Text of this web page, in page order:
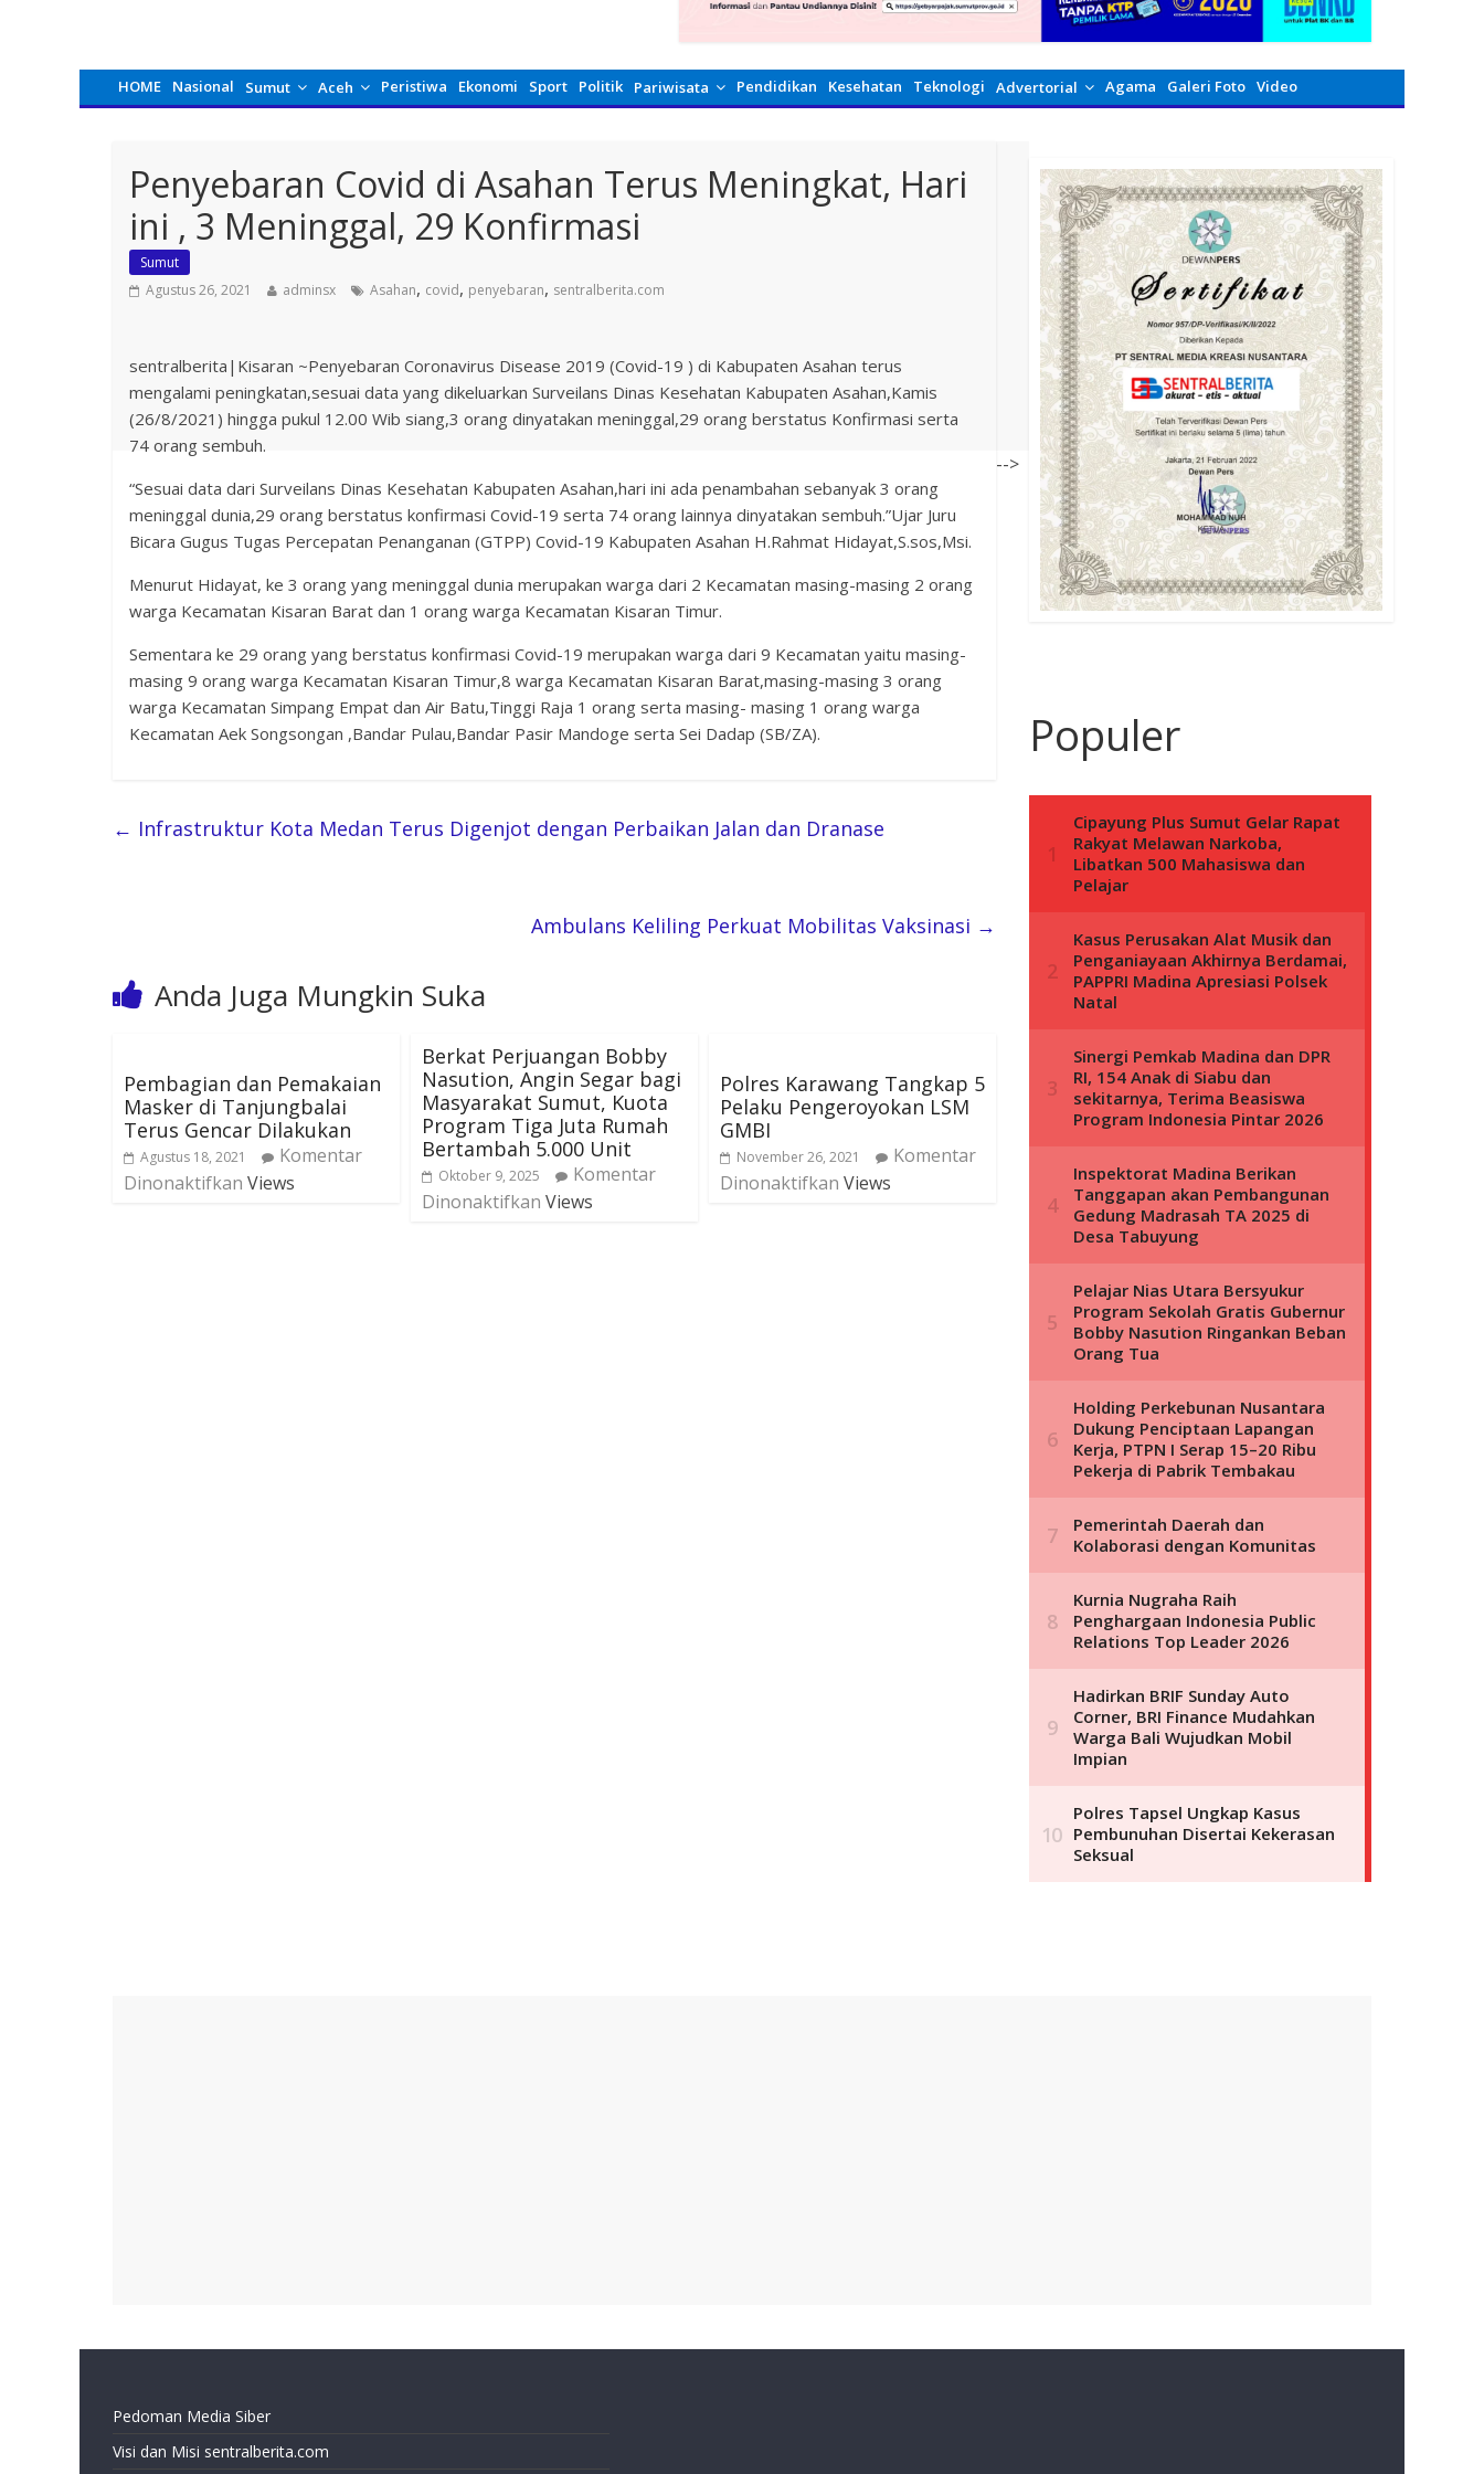
HOME Nasional Sumut Aceh Peristiwa Ekonomi Sport Politik Pariwisata Pendidikan Kesehatan Teknologi Advertorial Agama Galeri Foto Video
Penyebaran Covid di Asahan Terus Meningkat, Hari
ini , 3 Meninggal, 29 Konfirmasi
Sumut
Agustus 26, 2021
adminsx Asahan, covid, penyebaran, sentralberita.com
sentralberita|Kisaran ~Penyebaran Coronavirus Disease 2019 (Covid-19 ) di Kabupaten Asahan terus
mengalami peningkatan,sesuai data yang dikeluarkan Surveilans Dinas Kesehatan Kabupaten Asahan,Kamis
(26/8/2021) hingga pukul 12.00 Wib siang,3 orang dinyatakan meninggal,29 orang berstatus Konfirmasi serta
74 orang sembuh.
“Sesuai data dari Surveilans Dinas Kesehatan Kabupaten Asahan,hari ini ada penambahan sebanyak 3 orang
meninggal dunia,29 orang berstatus konfirmasi Covid-19 serta 74 orang lainnya dinyatakan sembuh.”Ujar Juru
Bicara Gugus Tugas Percepatan Penanganan (GTPP) Covid-19 Kabupaten Asahan H.Rahmat Hidayat,S.sos,Msi.
Menurut Hidayat, ke 3 orang yang meninggal dunia merupakan warga dari 2 Kecamatan masing-masing 2 orang
warga Kecamatan Kisaran Barat dan 1 orang warga Kecamatan Kisaran Timur.
Sementara ke 29 orang yang berstatus konfirmasi Covid-19 merupakan warga dari 9 Kecamatan yaitu masing-
masing 9 orang warga Kecamatan Kisaran Timur,8 warga Kecamatan Kisaran Barat,masing-masing 3 orang
warga Kecamatan Simpang Empat dan Air Batu,Tinggi Raja 1 orang serta masing- masing 1 orang warga
Kecamatan Aek Songsongan ,Bandar Pulau,Bandar Pasir Mandoge serta Sei Dadap (SB/ZA).
← Infrastruktur Kota Medan Terus Digenjot dengan Perbaikan Jalan dan Dranase
Ambulans Keliling Perkuat Mobilitas Vaksinasi →
Anda Juga Mungkin Suka
Pembagian dan Pemakaian
Masker di Tanjungbalai
Terus Gencar Dilakukan
Agustus 18, 2021
Komentar
Dinonaktifkan Views
Berkat Perjuangan Bobby
Nasution, Angin Segar bagi
Masyarakat Sumut, Kuota
Program Tiga Juta Rumah
Bertambah 5.000 Unit
Oktober 9, 2025
Komentar
Dinonaktifkan Views
Polres Karawang Tangkap 5
Pelaku Pengeroyokan LSM
GMBI
November 26, 2021
Komentar
Dinonaktifkan Views
Populer
-->
Pedoman Media Siber
Visi dan Misi sentralberita.com